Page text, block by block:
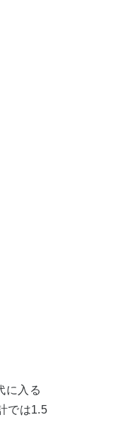
に入る
では1.5